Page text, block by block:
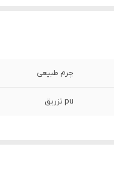
چرم طبیعی
pu تزریق